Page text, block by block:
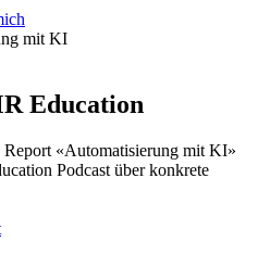
Education
«Automatisierung mit KI»
Podcast über konkrete